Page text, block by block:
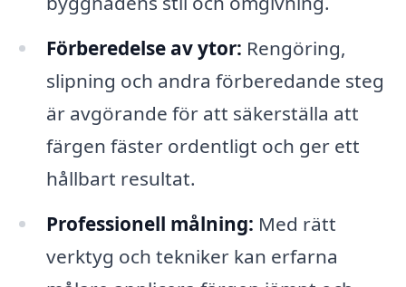
Förberedelse av ytor: Rengöring,
slipning och andra förberedande steg
är avgörande för att säkerställa att
färgen fäster ordentligt och ger ett
hållbart resultat.
Professionell målning: Med rätt
verktyg och tekniker kan erfarna